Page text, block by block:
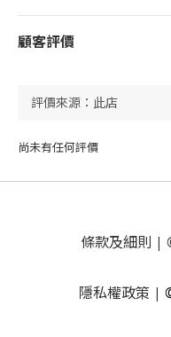
顧客評價
尚未有任何評價
條款及細則 |
隱私權政策 |